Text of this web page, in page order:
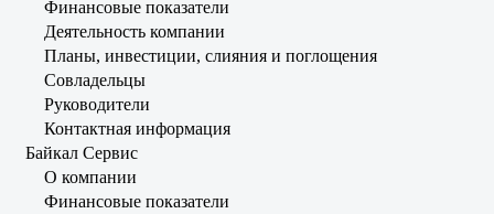
Финансовые показатели
Деятельность компании
Планы, инвестиции, слияния и поглощения
Совладельцы
Руководители
Контактная информация
Байкал Сервис
О компании
Финансовые показатели